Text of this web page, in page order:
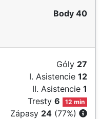
Body 40
Góly 27
I. Asistencie 12
II. Asistencie 1
Tresty6 12 min
Zápasy 24 (77%)